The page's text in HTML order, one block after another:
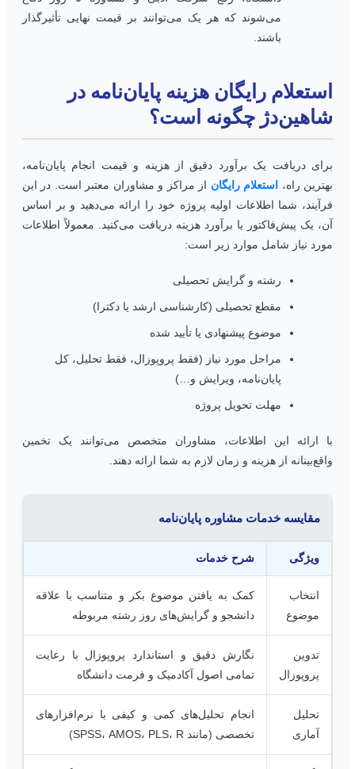
می‌شوند که هر یک می‌توانند بر قیمت نهایی تأثیرگذار
باشند.
رایگان هزینه پایان‌نامه در
چگونه است؟
دریافت یک برآورد دقیق از هزینه و قیمت انجام پایان‌نامه،
راه، استعلام رایگان از مراکز و مشاوران معتبر است. در این
شما اطلاعات اولیه پروژه خود را ارائه می‌دهید و بر اساس
یک پیش‌فاکتور یا برآورد هزینه دریافت می‌کنید. معمولاً اطلاعات
نیاز شامل موارد زیر است:
رشته و گرایش تحصیلی
مقطع تحصیلی (کارشناسی ارشد یا دکترا)
موضوع پیشنهادی یا تأیید شده
مراحل مورد نیاز (فقط پروپوزال، فقط تحلیل، کل
پایان‌نامه، ویرایش و…)
مهلت تحویل پروژه
ارائه این اطلاعات، مشاوران متخصص می‌توانند یک تخمین
از هزینه و زمان لازم به شما ارائه دهند.
مقایسه خدمات مشاوره پایان‌نامه
ویژگی شرح خدمات
انتخاب
موضوع
کمک به یافتن موضوع بکر و متناسب با علاقه
دانشجو و گرایش‌های روز رشته مربوطه
تدوین
پروپوزال
نگارش دقیق و استاندارد پروپوزال با رعایت
تمامی اصول آکادمیک و فرمت دانشگاه
تحلیل
آماری
انجام تحلیل‌های کمی و کیفی با نرم‌افزارهای
تخصصی (مانند SPSS، AMOS، PLS، R)